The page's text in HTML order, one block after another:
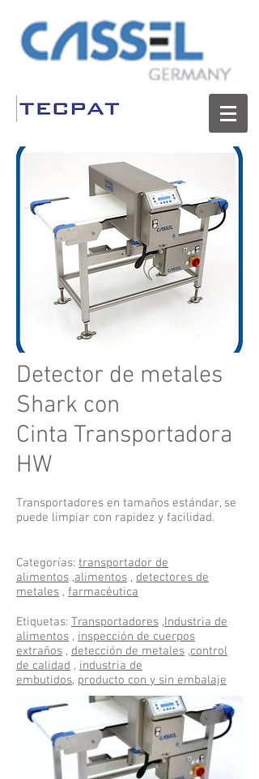
Detector de metales
Shark con
Cinta Transportadora
HW
Transportadores en tamaños estándar, se
puede limpiar con rapidez y facilidad.
Categorías: transportador de
alimentos ,alimentos , detectores de
metales , farmacéutica
Etiquetas: Transportadores ,Industria de
alimentos , inspección de cuerpos
extraños , detección de metales ,control
de calidad , industria de
embutidos, producto con y sin embalaje